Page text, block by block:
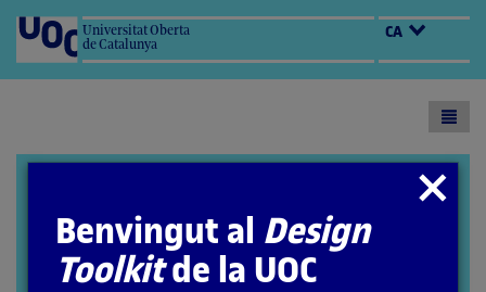
Universitat Oberta
de Catalunya
CA
Tancar
modal
Benvingut al Design
Toolkitde la UOC